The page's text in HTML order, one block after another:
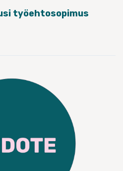
työehtosopimus